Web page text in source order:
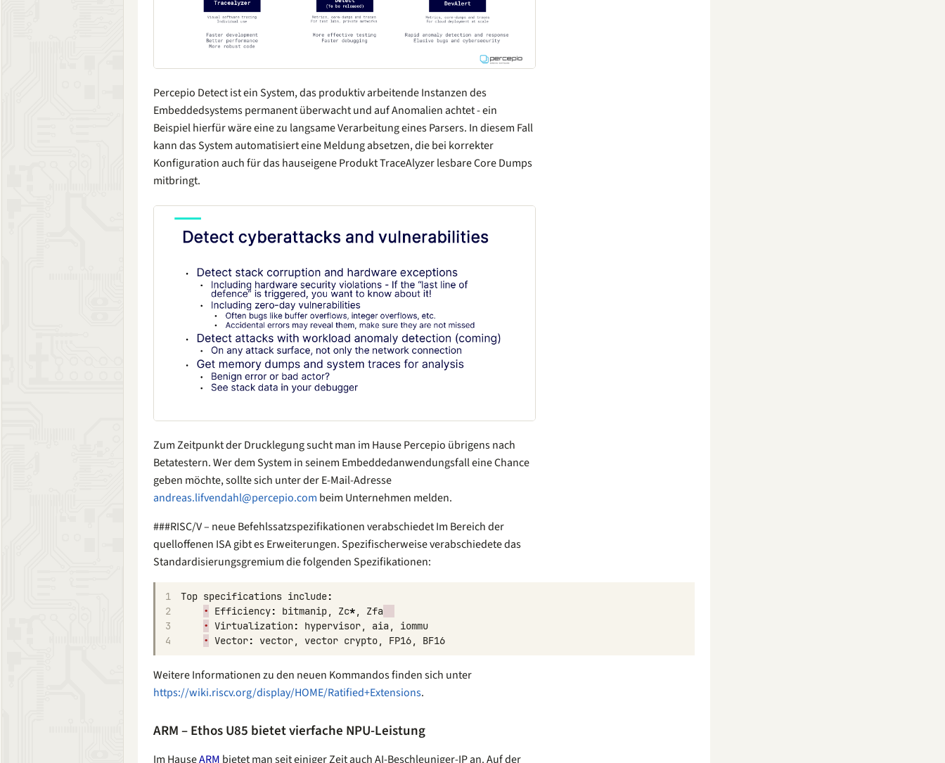
Percepio Detect ist ein System, das produktiv arbeitende Instanzen des
Embeddedsystems permanent überwacht und auf Anomalien achtet - ein
Beispiel hierfür wäre eine zu langsame Verarbeitung eines Parsers. In diesem Fall
kann das System automatisiert eine Meldung absetzen, die bei korrekter
Konfiguration auch für das hauseigene Produkt TraceAlyzer lesbare Core Dumps
mitbringt.
Zum Zeitpunkt der Drucklegung sucht man im Hause Percepio übrigens nach
Betatestern. Wer dem System in seinem Embeddedanwendungsfall eine Chance
geben möchte, sollte sich unter der E-Mail-Adresse
andreas.lifvendahl@percepio.com beim Unternehmen melden.
###RISC/V – neue Befehlssatzspezifikationen verabschiedet Im Bereich der
quelloffenen ISA gibt es Erweiterungen. Spezifischerweise verabschiedete das
Standardisierungsgremium die folgenden Spezifikationen:
1 Top specifications include:
2
• Efficiency: bitmanip, Zc*,
Zfa
3
• Virtualization: hypervisor, aia,
iommu
4
• Vector: vector, vector crypto, FP16, BF16
Weitere Informationen zu den neuen Kommandos finden sich unter
https://wiki.riscv.org/display/HOME/Ratified+Extensions.
ARM – Ethos U85 bietet vierfache NPU-Leistung
Im HauseARM bietet man seit einiger Zeit auch AI-Beschleuniger-IP an. Auf der